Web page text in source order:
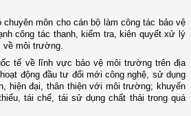
chuyên môn cho cán bộ làm công tác bảo vệ
công tác thanh, kiểm tra, kiên quyết xử lý
về môi trường.
tế về lĩnh vực bảo vệ môi trường trên địa
động đầu tư đổi mới công nghệ, sử dụng
hiện đại, thân thiện với môi trường; khuyến
tái chế, tái sử dụng chất thải trong quá